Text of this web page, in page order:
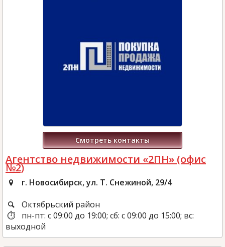
Смотреть контакты
Агентство недвижимости «2ПН» (офис
№2)
г. Новосибирск, ул. Т. Снежиной, 29/4
Октябрьский район
пн-пт: с 09:00 до 19:00; сб: с 09:00 до 15:00; вс:
выходной